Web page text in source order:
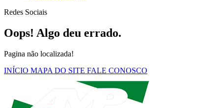
Redes Sociais
Oops! Algo deu errado.
Pagina não localizada!
INÍCIO MAPA DO SITE FALE CONOSCO